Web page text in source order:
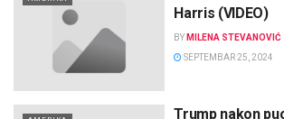
Harris (VIDEO)
BY MILENA STEVANOVIĆ
SEPTEMBAR 25, 2024
Trump nakon